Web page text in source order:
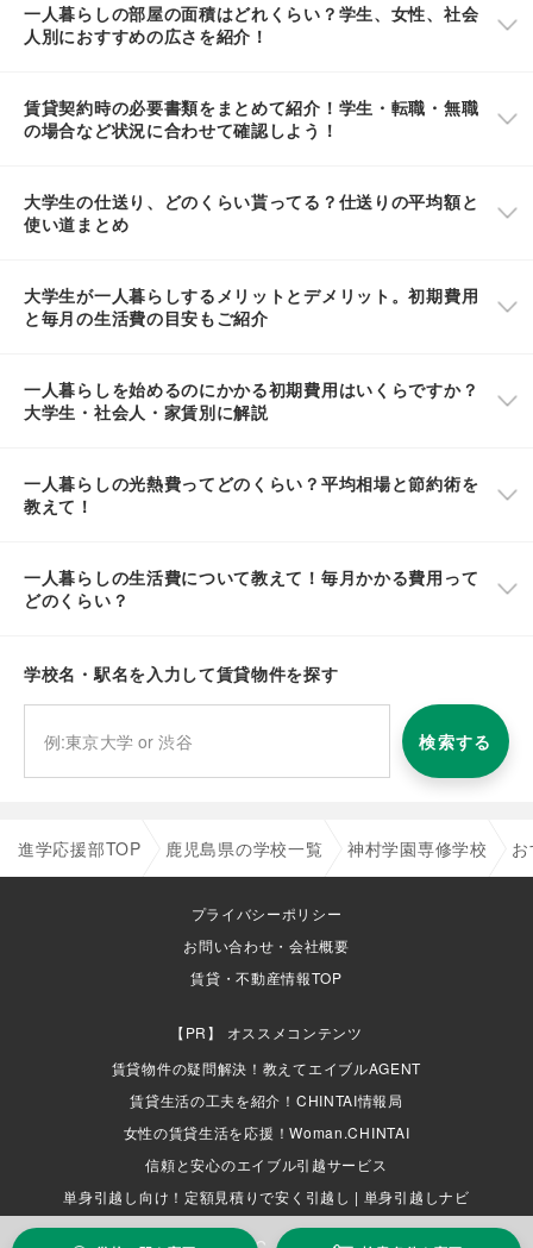
一人暮らしの部屋の面積はどれくらい？学生、女性、社会
人別におすすめの広さを紹介！
賃貸契約時の必要書類をまとめて紹介！学生・転職・無職
の場合など状況に合わせて確認しよう！
大学生の仕送り、どのくらい貰ってる？仕送りの平均額と
使い道まとめ
大学生が一人暮らしするメリットとデメリット。初期費用
と毎月の生活費の目安もご紹介
一人暮らしを始めるのにかかる初期費用はいくらですか？
大学生・社会人・家賃別に解説
一人暮らしの光熱費ってどのくらい？平均相場と節約術を
教えて！
一人暮らしの生活費について教えて！毎月かかる費用って
どのくらい？
学校名・駅名を入力して賃貸物件を探す
検索する
進学応援部TOP 鹿児島県の学校一覧 神村学園専修学校
プライバシーポリシー
お問い合わせ・会社概要
賃貸・不動産情報TOP
オススメコンテンツ
賃貸物件の疑問解決！教えてエイブルAGENT
賃貸生活の工夫を紹介！CHINTAI情報局
女性の賃貸生活を応援！Woman.CHINTAI
信頼と安心のエイブル引越サービス
単身引越し向け！定額見積りで安く引越し | 単身引越しナビ